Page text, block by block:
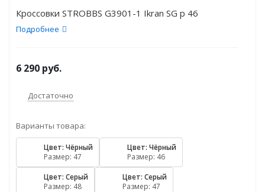
Кроссовки STROBBS G3901-1 Ikran SG р 46
Подробнее
6 290 руб.
Достаточно
Варианты товара:
Цвет: Чёрный
Размер: 47
Цвет: Чёрный
Размер: 46
Цвет: Серый
Размер: 48
Цвет: Серый
Размер: 47